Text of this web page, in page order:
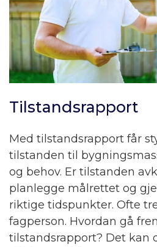
Tilstandsrapport
Med tilstandsrapport får
tilstanden til
og behov. Er tilstanden
planlegge målrettet og
riktige tidspunkter. Ofte
fagperson. Hvordan gå
tilstandsrapport? Det kan